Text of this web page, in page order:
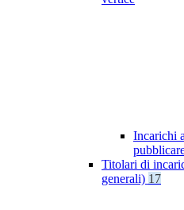
Incarichi
Titolari di
generali) 17